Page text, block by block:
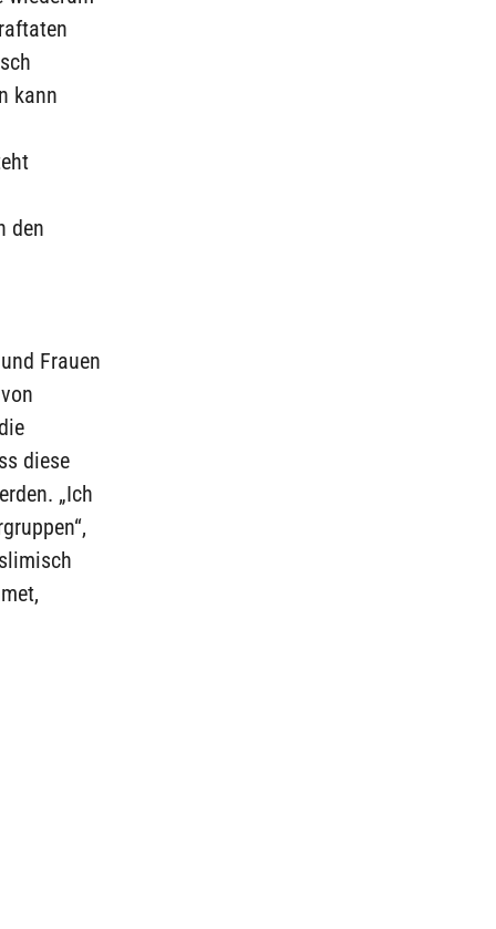
kann
den
Frauen
diese
„Ich